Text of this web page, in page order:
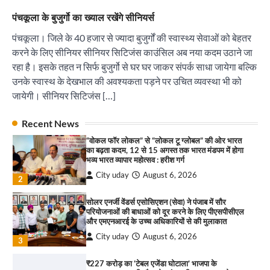
पंचकूला के बुजुर्गो का ख्याल रखेंगे सीनियर्स
पंचकूला। जिले के 40 हजार से ज्यादा बुजुर्गों की स्वास्थ्य सेवाओं को बेहतर
करने के लिए सीनियर सीनियर सिटिजंस काउंसिल अब नया कदम उठाने जा
रहा है। इसके तहत न सिर्फ बुजुर्गो से घर घर जाकर संपर्क साधा जायेगा बल्कि
उनके स्वास्थ के देखभाल की अवश्यकता पड़ने पर उचित व्यवस्था भी को
जायेगी। सीनियर सिटिजंस […]
Recent News
4
₹227 करोड़ का ‘टेबल एजेंडा घोटाला’ भाजपा के
सबूत : एच.एस. लक्की
City uday August 6, 2026
इंडियन नेशनल थियेटर द्वारा 9 अगस्त को होगा ‘वर्षा ऋतु
संगीत संध्या 2026’ का आयोजन
2
“वोकल फॉर लोकल” से “लोकल टू ग्लोबल” की ओर भारत
का बढ़ता कदम, 12 से 15 अगस्त तक भारत मंडपम में होगा
भव्य भारत व्यापार महोत्सव : हरीश गर्ग
City uday August 6, 2026
3
सोलर एनर्जी वेंडर्स एसोसिएशन (सेवा) ने पंजाब में सौर
परियोजनाओं की बाधाओं को दूर करने के लिए पीएसपीसीएल
और एमएनआरई के उच्च अधिकारियों से की मुलाकात
City uday August 6, 2026
₹227 करोड़ का ‘टेबल एजेंडा घोटाला’ भाजपा के
2
पारस हेल्थ पंचकूला ने ‘तिरंगा यात्रा 2025’ का हरियाणा से
आयाम
City uday August 13, 2025
3
सरकारी आदर्श उच्च विद्यालय, सैक्टर 34-सी, चण्डीगढ़ में
कार्यक्रम आयोजित
City uday August 6, 2025